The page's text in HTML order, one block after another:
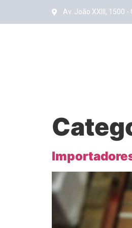
Av. João XXIII, 1500